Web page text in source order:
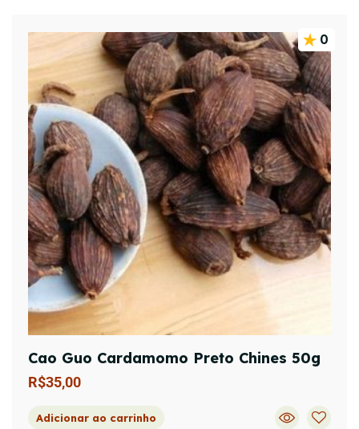
0
Cao Guo Cardamomo Preto Chines 50g
R$35,00
Adicionar ao carrinho